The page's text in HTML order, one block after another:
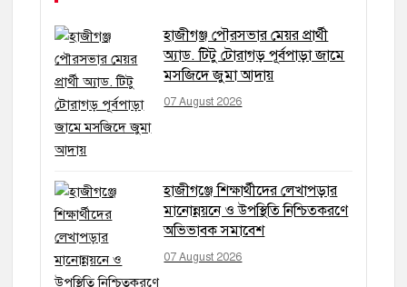
হাজীগঞ্জ পৌরসভার মেয়র প্রার্থী
অ্যাড. টিটু টোরাগড় পূর্বপাড়া জামে
মসজিদে জুমা আদায়
07 August 2026
হাজীগঞ্জে শিক্ষার্থীদের লেখাপড়ার
মানোন্নয়নে ও উপস্থিতি নিশ্চিতকরণে
অভিভাবক সমাবেশ
07 August 2026